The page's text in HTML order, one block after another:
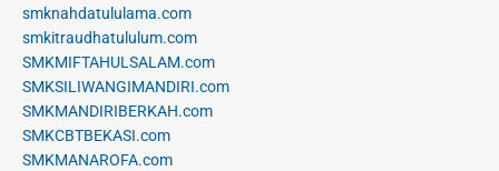
smknahdatululama.com
smkitraudhatululum.com
SMKMIFTAHULSALAM.com
SMKSILIWANGIMANDIRI.com
SMKMANDIRIBERKAH.com
SMKCBTBEKASI.com
SMKMANAROFA.com